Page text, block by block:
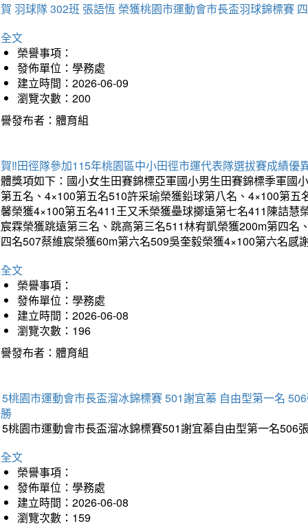
羽球隊 302班 張語恆 榮獲桃園市運動會市長盃羽球錦標賽
文
榮譽事項：
發佈單位：學務處
建立時間：2026-06-09
瀏覽次數：200
發布者：體育組
‼️田徑隊參加115年桃園區中小田徑市運代表隊選拔賽成績優
獎項如下：國小女生田賽錦標亞軍國小男生田賽錦標季軍國
五名、4×100第五名510許采瑜榮獲鉛球第八名、4×100第
榮獲4×100第五名411王又禾榮獲壘球擲遠第七名411陳詰
霖榮獲跳遠第三名、跳高第三名511林宥凱榮獲200m第四
名507蔡維宸榮獲60m第六名509吳奎毅榮獲4×100第六名
文
榮譽事項：
發佈單位：學務處
建立時間：2026-06-08
瀏覽次數：196
發布者：體育組
桃園市運動會市長盃溜冰錦標賽 501謝宜蓁 自由型第一名
桃園市運動會市長盃溜冰錦標賽501謝宜蓁自由型第一名
文
榮譽事項：
發佈單位：學務處
建立時間：2026-06-08
瀏覽次數：159